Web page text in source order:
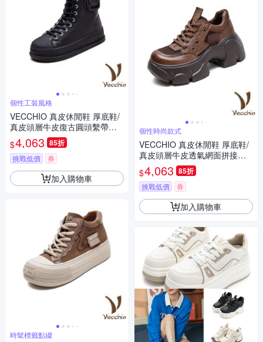
個性工裝風格
VECCHIO 真皮休閒鞋 厚底鞋/
真皮頭層牛皮復古圓頭繫帶保
暖機能厚底休閒鞋 黑
$4,063 85折
挑戰低價 券
加入購物車
時髦標籤點綴
個性時尚款式
VECCHIO 真皮休閒鞋 厚底鞋/
真皮頭層牛皮透氣網面拼接鬆
糕厚底休閒鞋 咖
$4,063 85折
挑戰低價 券
加入購物車